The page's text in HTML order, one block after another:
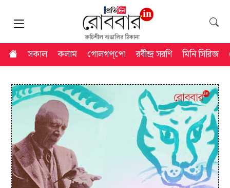
সকাল কলাম গোলগপ্‌পো রবীন্দ্র সরণি মিনি সিরিজ